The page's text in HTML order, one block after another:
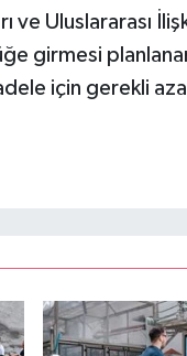
ve Uluslararası
girmesi
için gerekli